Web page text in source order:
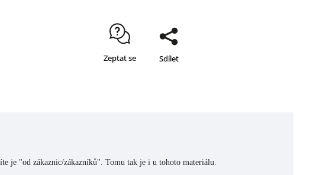
Zeptat se Sdílet
je "od zákaznic/zákazníků". Tomu tak je i u tohoto materiálu.